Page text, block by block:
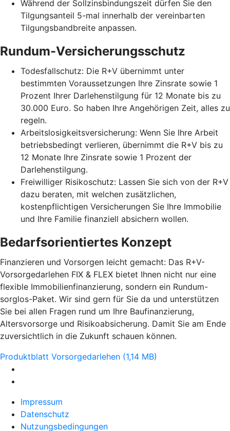
Während der Sollzinsbindungszeit dürfen Sie den
Tilgungsanteil 5-mal innerhalb der vereinbarten
Tilgungsbandbreite anpassen.
Rundum-Versicherungsschutz
Todesfallschutz: Die R+V übernimmt unter
bestimmten Voraussetzungen Ihre Zinsrate sowie 1
Prozent Ihrer Darlehenstilgung für 12 Monate bis zu
30.000 Euro. So haben Ihre Angehörigen Zeit, alles zu
regeln.
Arbeitslosigkeitsversicherung: Wenn Sie Ihre Arbeit
betriebsbedingt verlieren, übernimmt die R+V bis zu
12 Monate Ihre Zinsrate sowie 1 Prozent der
Darlehenstilgung.
Freiwilliger Risikoschutz: Lassen Sie sich von der R+V
dazu beraten, mit welchen zusätzlichen,
kostenpflichtigen Versicherungen Sie Ihre Immobilie
und Ihre Familie finanziell absichern wollen.
Bedarfsorientiertes Konzept
Finanzieren und Vorsorgen leicht gemacht: Das R+V-
Vorsorgedarlehen FIX & FLEX bietet Ihnen nicht nur eine
flexible Immobilienfinanzierung, sondern ein Rundum-
sorglos-Paket. Wir sind gern für Sie da und unterstützen
Sie bei allen Fragen rund um Ihre Baufinanzierung,
Altersvorsorge und Risikoabsicherung. Damit Sie am Ende
zuversichtlich in die Zukunft schauen können.
Produktblatt Vorsorgedarlehen (1,14 MB)
Impressum
Datenschutz
Nutzungsbedingungen